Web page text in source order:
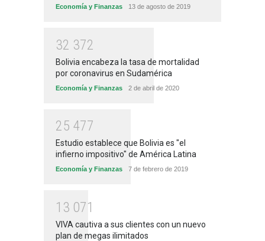
Economía y Finanzas 13 de agosto de 2019
32 372
Bolivia encabeza la tasa de mortalidad
por coronavirus en Sudamérica
Economía y Finanzas 2 de abril de 2020
25 477
Estudio establece que Bolivia es "el
infierno impositivo" de América Latina
Economía y Finanzas 7 de febrero de 2019
1 3 071
VIVA cautiva a sus clientes con un nuevo
plan de megas ilimitados